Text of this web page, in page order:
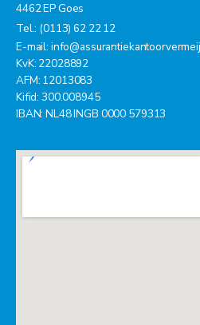
4462 EP Goes
Tel.: (0113) 62 22 12
E-mail:
KvK: 22028892
AFM: 12013083
Kifid: 300.008945
IBAN: NL48 INGB 0000 579313